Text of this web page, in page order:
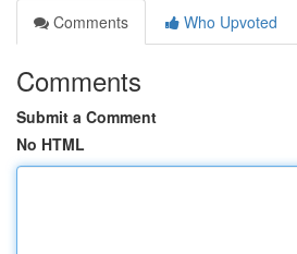
Comments
Who Upvoted
Comments
Submit a Comment
No HTML